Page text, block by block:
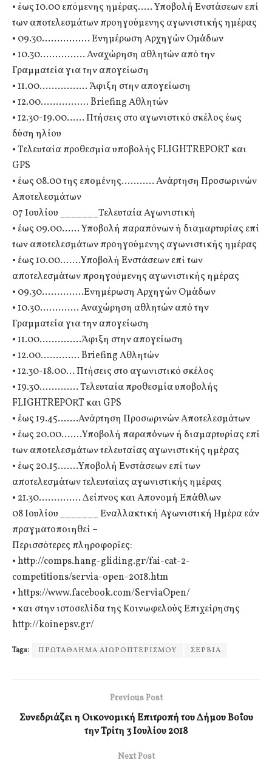
• έως 10.00 επόμενης ημέρας….. Υποβολή Ενστάσεων επί
των αποτελεσμάτων προηγούμενης αγωνιστικής ημέρας
• 09.30……………. Ενημέρωση Αρχηγών Ομάδων
• 10.30…………… Αναχώρηση αθλητών από την
Γραμματεία για την απογείωση
• 11.00……………. Άφιξη στην απογείωση
• 12.00……………. Briefing Αθλητών
• 12.30-19.00…… Πτήσεις στο αγωνιστικό σκέλος έως
δύση ηλίου
• Τελευταία προθεσμία υποβολής FLIGHTREPORT και
GPS
• έως 08.00 της επομένης……….. Ανάρτηση Προσωρινών
Αποτελεσμάτων
07 Ιουλίου _______Τελευταία Αγωνιστική
• έως 09.00…… Υποβολή παραπόνων ή διαμαρτυρίας επί
των αποτελεσμάτων προηγούμενης αγωνιστικής ημέρας
• έως 10.00…….Υποβολή Ενστάσεων επί των
αποτελεσμάτων προηγούμενης αγωνιστικής ημέρας
• 09.30…………..Ενημέρωση Αρχηγών Ομάδων
• 10.30…………. Αναχώρηση αθλητών από την
Γραμματεία για την απογείωση
• 11.00…………..Άφιξη στην απογείωση
• 12.00…………. Briefing Αθλητών
• 12.30-18.00… Πτήσεις στο αγωνιστικό σκέλος
• 19.30…………. Τελευταία προθεσμία υποβολής
FLIGHTREPORT και GPS
• έως 19.45…….Ανάρτηση Προσωρινών Αποτελεσμάτων
• έως 20.00…….Υποβολή παραπόνων ή διαμαρτυρίας επί
των αποτελεσμάτων τελευταίας αγωνιστικής ημέρας
• έως 20.15…….Υποβολή Ενστάσεων επί των
αποτελεσμάτων τελευταίας αγωνιστικής ημέρας
• 21.30………….. Δείπνος και Απονομή Επάθλων
08 Ιουλίου _______ Εναλλακτική Αγωνιστική Ημέρα εάν
πραγματοποιηθεί –
Περισσότερες πληροφορίες:
• http://comps.hang-gliding.gr/fai-cat-2-
competitions/servia-open-2018.htm
• https://www.facebook.com/ServiaOpen/
• και στην ιστοσελίδα της Κοινωφελούς Επιχείρησης
http://koinepsv.gr/
Tags: ΠΡΩΤΑΘΛΗΜΑ ΑΙΩΡΟΠΤΕΡΙΣΜΟΥ ΣΕΡΒΙΑ
Previous Post
Συνεδριάζει η Οικονομική Επιτροπή του Δήμου Βοΐου
την Τρίτη 3 Ιουλίου 2018
Next Post